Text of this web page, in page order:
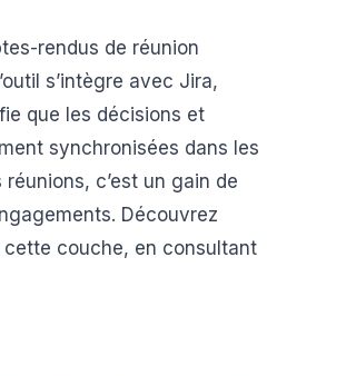
rendus de réunion
s’intègre avec Jira,
que les décisions et
synchronisées dans les
c’est un gain de
Découvrez
couche, en consultant